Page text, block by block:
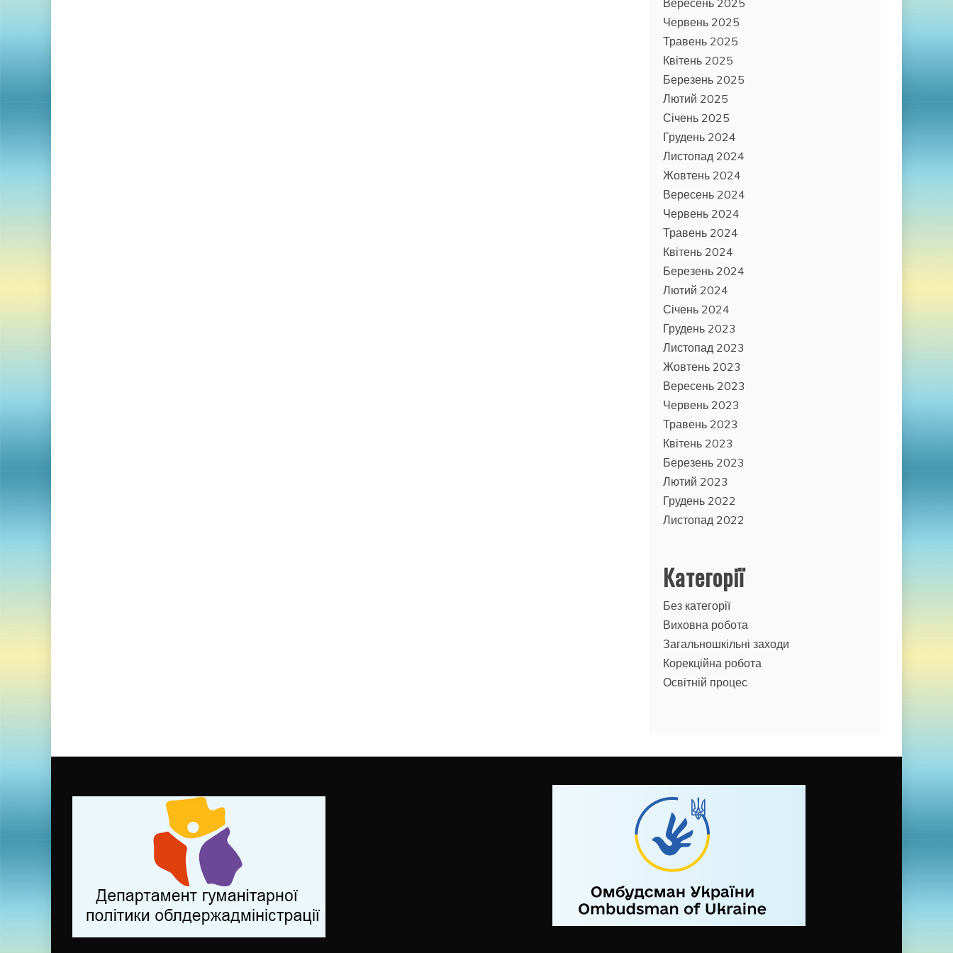
Вересень 2025
Червень 2025
Травень 2025
Квітень 2025
Березень 2025
Лютий 2025
Січень 2025
Грудень 2024
Листопад 2024
Жовтень 2024
Вересень 2024
Червень 2024
Травень 2024
Квітень 2024
Березень 2024
Лютий 2024
Січень 2024
Грудень 2023
Листопад 2023
Жовтень 2023
Вересень 2023
Червень 2023
Травень 2023
Квітень 2023
Березень 2023
Лютий 2023
Грудень 2022
Листопад 2022
Категорії
Без категорії
Виховна робота
Загальношкільні заходи
Корекційна робота
Освітній процес